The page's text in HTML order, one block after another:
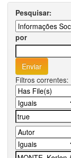
Pesquisar:
por
Filtros correntes: